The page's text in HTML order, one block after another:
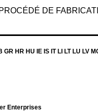
DE
HR HU IE IS IT LI LT LU LV
Enterprises